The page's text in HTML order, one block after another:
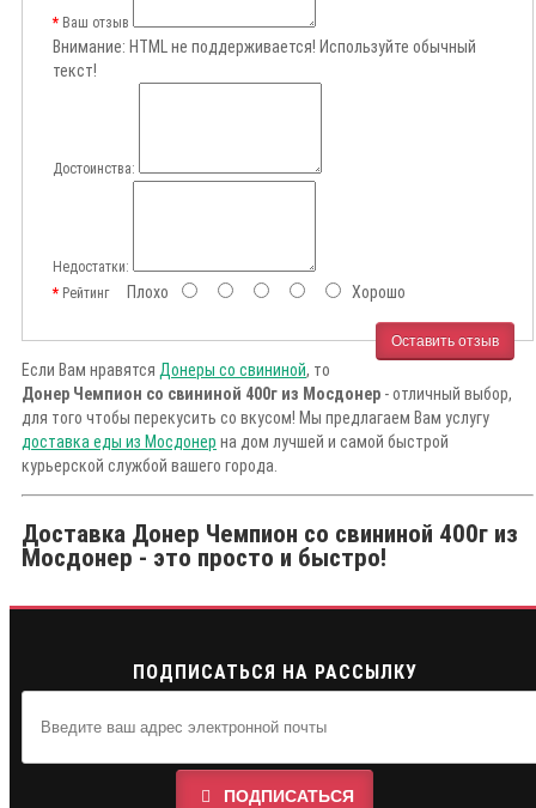
Ваш отзыв
Внимание: HTML не поддерживается! Используйте обычный
текст!
Достоинства:
Недостатки:
РейтингПлохо Хорошо
Оставить отзыв
Если Вам нравятся Донеры со свининой, то
Донер Чемпион со свининой 400г из Мосдонер - отличный выбор,
для того чтобы перекусить со вкусом! Мы предлагаем Вам услугу
доставка еды из Мосдонер на дом лучшей и самой быстрой
курьерской службой вашего города.
Доставка Донер Чемпион со свининой 400г из
Мосдонер - это просто и быстро!
ПОДПИСАТЬСЯ НА РАССЫЛКУ
ПОДПИСАТЬСЯ